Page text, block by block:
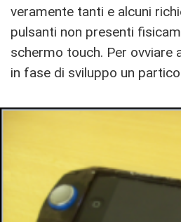
veramente tanti e alcuni
pulsanti non presenti
schermo touch. Per ovviare
in fase di sviluppo un